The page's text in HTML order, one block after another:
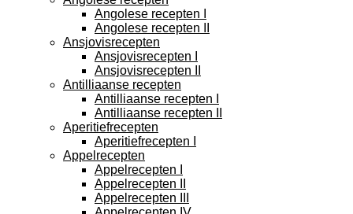
Angolese recepten I
Angolese recepten II
Ansjovisrecepten
Ansjovisrecepten I
Ansjovisrecepten II
Antilliaanse recepten
Antilliaanse recepten I
Antilliaanse recepten II
Aperitiefrecepten
Aperitiefrecepten I
Appelrecepten
Appelrecepten I
Appelrecepten II
Appelrecepten III